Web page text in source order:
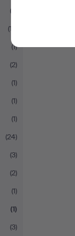
(3)
(17)
(1)
(2)
(1)
(1)
(1)
(24)
(3)
(2)
(1)
(1)
(3)